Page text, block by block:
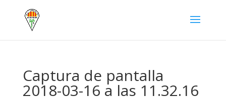
Captura de pantalla
2018-03-16 a las 11.32.16